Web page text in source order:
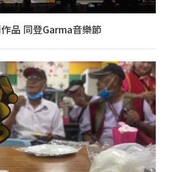
品 同登Garma音樂節